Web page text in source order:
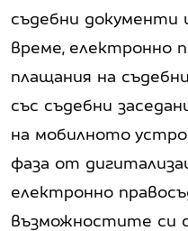
съдебни документи
време, електронно
плащания на
със съдебни
на мобилното
фаза от
електронно
възможностите си